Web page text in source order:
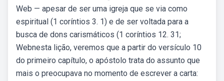
Web — apesar de ser uma igreja que se via como
espiritual (1 coríntios 3. 1) e de ser voltada para a
busca de dons carismáticos (1 coríntios 12. 31;
Webnesta lição, veremos que a partir do versículo 10
do primeiro capítulo, o apóstolo trata do assunto que
mais o preocupava no momento de escrever a carta: